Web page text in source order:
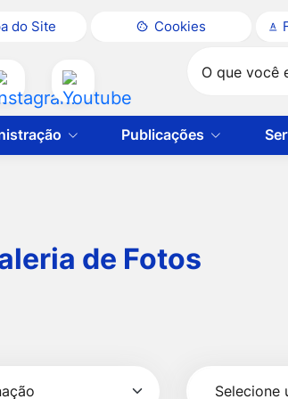
do Site Cookies
Acessar
a
Rede
Acessar
a
Publicações
de Fotos